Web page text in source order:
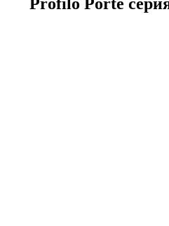
Profilo Porte